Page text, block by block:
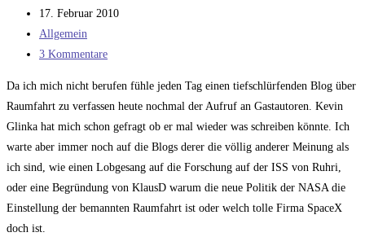
Autor:
Beitrag
veröffentlicht:
17. Februar 2010
Beitrags-
Kategorie:
Allgemein
Beitrags-
3 Kommentare
Da ich mich nicht berufen fühle jeden Tag einen tiefschlürfenden Blog über
Raumfahrt zu verfassen heute nochmal der Aufruf an Gastautoren. Kevin
Glinka hat mich schon gefragt ob er mal wieder was schreiben könnte. Ich
warte aber immer noch auf die Blogs derer die völlig anderer Meinung als
ich sind, wie einen Lobgesang auf die Forschung auf der ISS von Ruhri,
oder eine Begründung von KlausD warum die neue Politik der NASA die
Einstellung der bemannten Raumfahrt ist oder welch tolle Firma SpaceX
doch ist.